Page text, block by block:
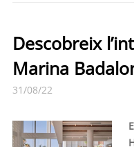
Descobreix
Marina
31/08/22